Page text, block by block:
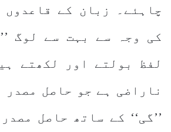
چاہئے۔ زبان کے قاعدوں
کی وجہ سے بہت سے لوگ
لفظ بولتے اور لکھتے
ناراضی ہے جو حاصل مصدر
’’گی‘‘ کے ساتھ حاصل